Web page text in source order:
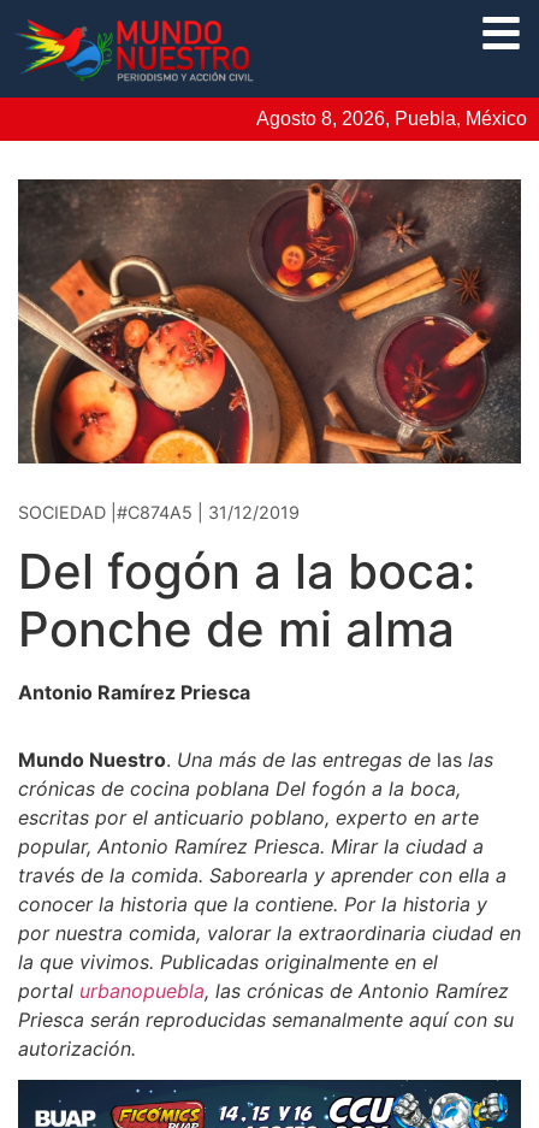
Agosto 8, 2026, Puebla, México
SOCIEDAD |#C874A5 | 31/12/2019
Del fogón a la boca:
Ponche de mi alma
Antonio Ramírez Priesca
Mundo Nuestro. Una más de las entregas de las las
crónicas de cocina poblana Del fogón a la boca,
escritas por el anticuario poblano, experto en arte
popular, Antonio Ramírez Priesca. Mirar la ciudad a
través de la comida. Saborearla y aprender con ella a
conocer la historia que la contiene. Por la historia y
por nuestra comida, valorar la extraordinaria ciudad en
la que vivimos. Publicadas originalmente en el
portal urbanopuebla, las crónicas de Antonio Ramírez
Priesca serán reproducidas semanalmente aquí con su
autorización.